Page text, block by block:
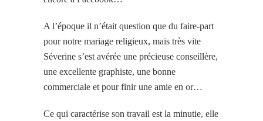
A l’époque il n’était question que du faire-part
pour notre mariage religieux, mais très vite
Séverine s’est avérée une précieuse conseillère,
une excellente graphiste, une bonne
commerciale et pour finir une amie en or…
Ce qui caractérise son travail est la minutie, elle